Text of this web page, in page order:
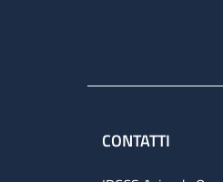
CONTATTI